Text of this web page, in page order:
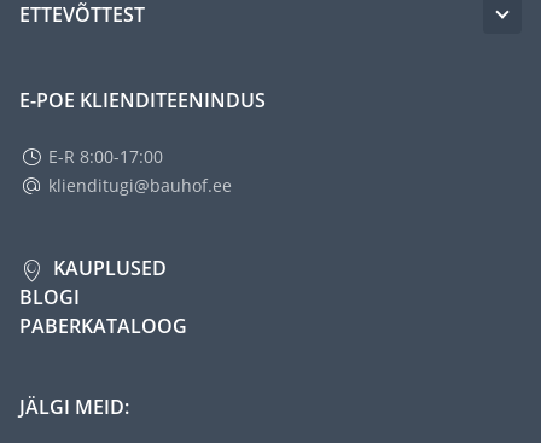
ETTEVÕTTEST
E-POE KLIENDITEENINDUS
E-R 8:00-17:00
klienditugi@bauhof.ee
KAUPLUSED
BLOGI
PABERKATALOOG
JÄLGI MEID: